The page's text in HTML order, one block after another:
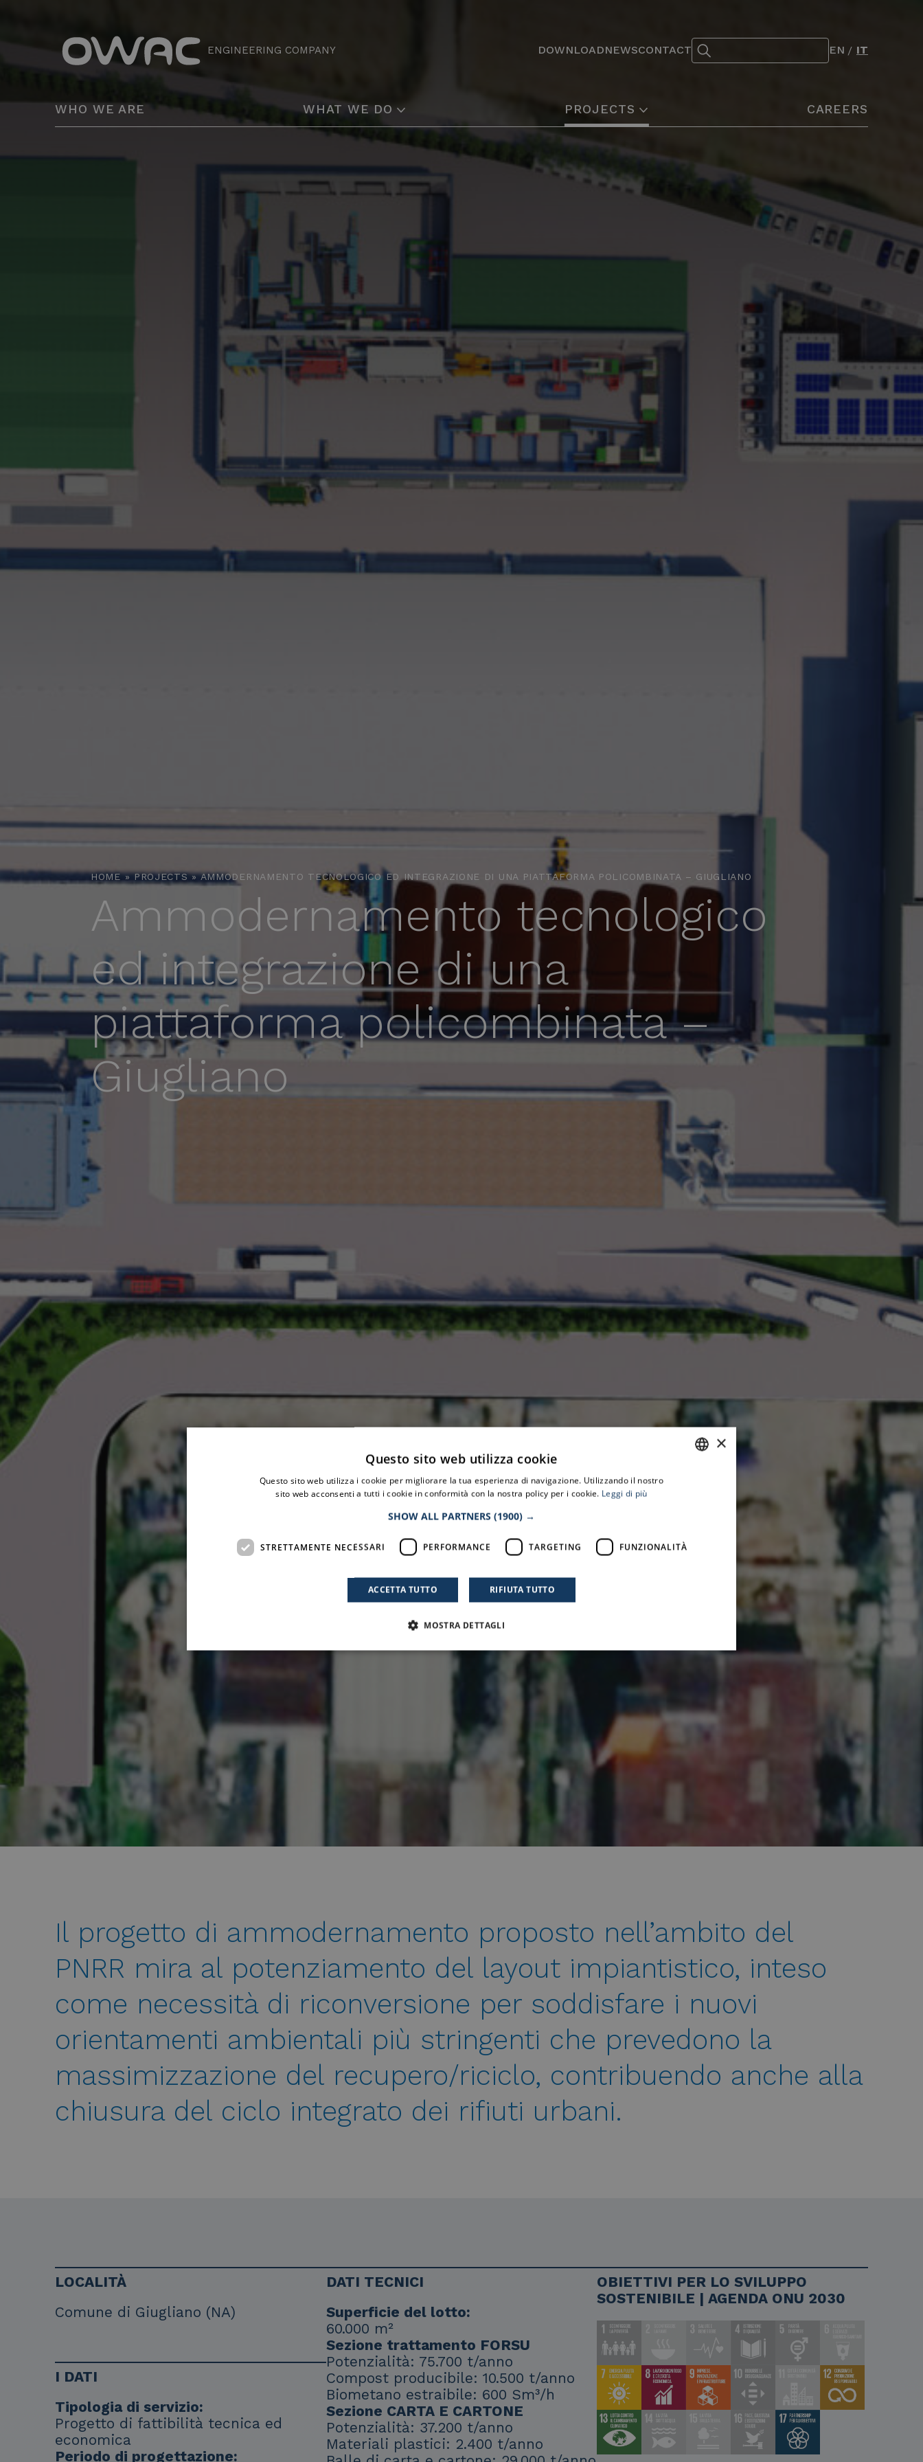
ENGINEERING COMPANY DOWNLOADNEWSCONTACTSearch: EN IT
WHO WE ARE WHAT WE DO PROJECTS CAREERS
HOME»PROJECTS»AMMODERNAMENTO TECNOLOGICO ED INTEGRAZIONE DI UNA PIATTAFORMA POLICOMBINATA – GIUGLIANO
Ammodernamento tecnologico
ed integrazione di una
piattaforma policombinata –
Giugliano
Il progetto di ammodernamento proposto nell’ambito del
PNRR mira al potenziamento del layout impiantistico, inteso
come necessità di riconversione per soddisfare i nuovi
orientamenti ambientali più stringenti che prevedono la
massimizzazione del recupero/riciclo, contribuendo anche alla
chiusura del ciclo integrato dei rifiuti urbani.
LOCALITÀ
Comune di Giugliano (NA)
I DATI
Tipologia di servizio:
Progetto di fattibilità tecnica ed
economica
Periodo di progettazione:
DATI TECNICI
Superficie del lotto:
60.000 m²
Sezione trattamento FORSU
Potenzialità: 75.700 t/anno
Compost producibile: 10.500 t/anno
Biometano estraibile: 600 Sm³/h
Sezione CARTA E CARTONE
Potenzialità: 37.200 t/anno
Materiali plastici: 2.400 t/anno
OBIETTIVI PER LO SVILUPPO
SOSTENIBILE | AGENDA ONU 2030
×
Questo sito web utilizza cookie
Questo sito web utilizza i cookie per migliorare la tua esperienza di navigazione. Utilizzando il nostro
sito web acconsenti a tutti i cookie in conformità con la nostra policy per i cookie. Leggi di più
SHOW ALL PARTNERS (1900) →
STRETTAMENTE NECESSARI PERFORMANCE TARGETING FUNZIONALITÀ
ACCETTA TUTTO RIFIUTA TUTTO
MOSTRA DETTAGLI